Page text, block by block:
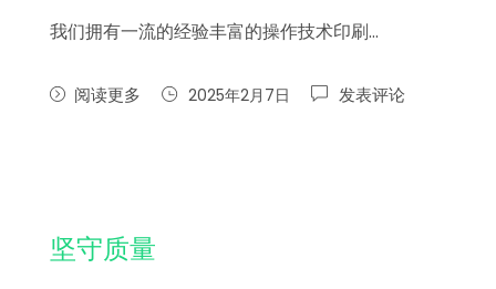
我们拥有一流的经验丰富的操作技术印刷…
阅读更多 2025年2月7日 发表评论
坚守质量